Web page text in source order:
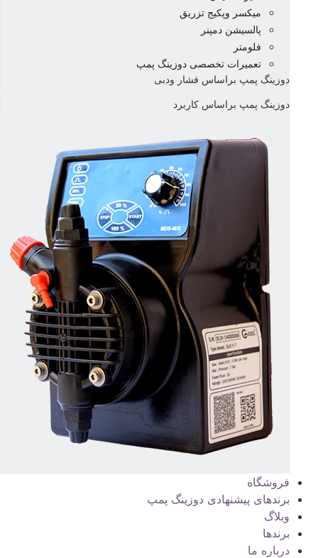
میکسر وپکیج تزریق
پالسیشن دمپنر
فلومتر
تعمیرات تخصصی دوزینگ پمپ
دوزینگ پمپ براساس فشار ودبی
دوزینگ پمپ براساس کاربرد
فروشگاه
برندهای پیشنهادی دوزینگ پمپ
وبلاگ
برندها
درباره ما